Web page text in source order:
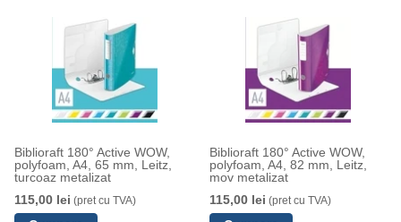
Biblioraft 180° Active WOW,
polyfoam, A4, 65 mm, Leitz,
turcoaz metalizat
115,00 lei (pret cu TVA)
Biblioraft 180° Active WOW,
polyfoam, A4, 82 mm, Leitz,
mov metalizat
115,00 lei (pret cu TVA)